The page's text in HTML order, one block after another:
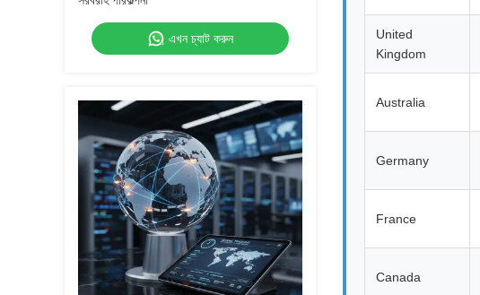
এখন চ্যাট করুন
United
Kingdom
Australia
Germany
France
Canada